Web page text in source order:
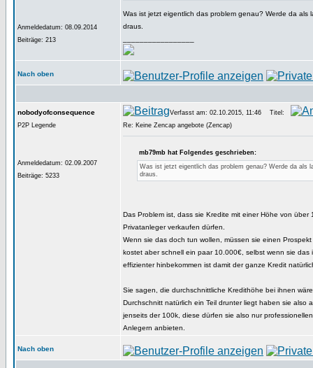
Anmeldedatum: 08.09.2014
Beiträge: 213
Was ist jetzt eigentlich das problem genau? Werde da als
draus.
Nach oben
nobodyofconsequence
P2P Legende
Anmeldedatum: 02.09.2007
Beiträge: 5233
Verfasst am: 02.10.2015, 11:46
Titel:
Re: Keine Zencap angebote (Zencap)
mb79mb hat Folgendes geschrieben:
Was ist jetzt eigentlich das problem genau? Werde da als
draus.
Das Problem ist, dass sie Kredite mit einer Höhe von über
Privatanleger verkaufen dürfen.
Wenn sie das doch tun wollen, müssen sie einen
kostet aber schnell ein paar 10.000€, selbst wenn sie das
effizienter hinbekommen ist damit der ganze Kredit
Sie sagen, die durchschnittliche Kredithöhe bei ihnen
Durchschnitt natürlich ein Teil drunter liegt haben sie also
jenseits der 100k, diese dürfen sie also nur
Anlegern anbieten.
Nach oben